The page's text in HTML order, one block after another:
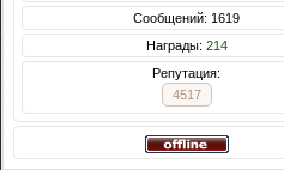
Сообщений: 1619
Награды: 214
Репутация:
4517